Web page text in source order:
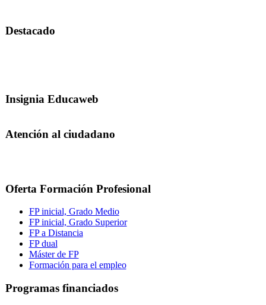
Destacado
Insignia Educaweb
Atención al ciudadano
Oferta Formación Profesional
FP inicial, Grado Medio
FP inicial, Grado Superior
FP a Distancia
FP dual
Máster de FP
Formación para el empleo
Programas financiados